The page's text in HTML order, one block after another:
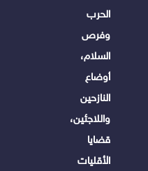
الحرب
وفرص
السلام،
أوضاع
النازحين
واللاجئين،
قضايا
الأقليات